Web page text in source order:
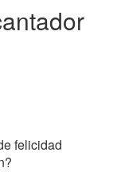
felicidad